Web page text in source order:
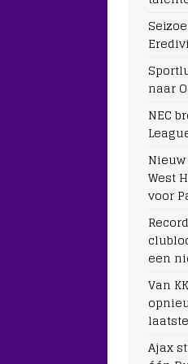
naar
NEC
West
voor
een
Van
Ajax